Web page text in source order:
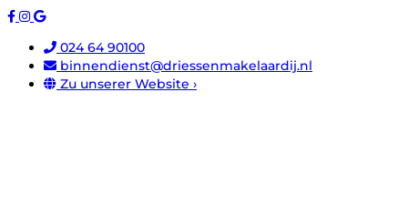
024 64 90100
binnendienst@driessenmakelaardij.nl
Zu unserer Website ›